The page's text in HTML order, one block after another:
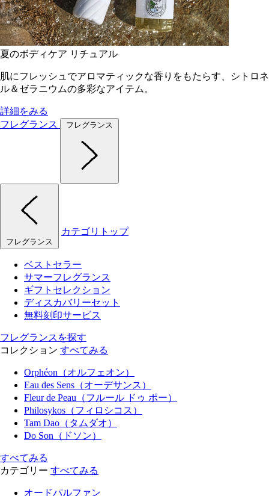
夏のボディケア リチュアル
肌にフレッシュでアロマティックな香りをもたらす、シトロネ
ル＆ゼラニウムの多彩なアイテム。
詳細をみる
フレグランス
フレグランス
フレグランス
カテゴリトップ
ベストセラー
サマーフレグランス
ギフトセレクション
ディスカバリーセット
無料刻印サービス
フレグランスを探す
コレクション すべてみる
Orphéon（オルフェオン）
Eau des Sens（オーデサンス）
Fleur de Peau（フルール ドゥ ポー）
Philosykos（フィロシコス）
Tam Dao（タムダオ）
Do Son（ドソン）
すべてみる
カテゴリー すべてみる
オードパルファン